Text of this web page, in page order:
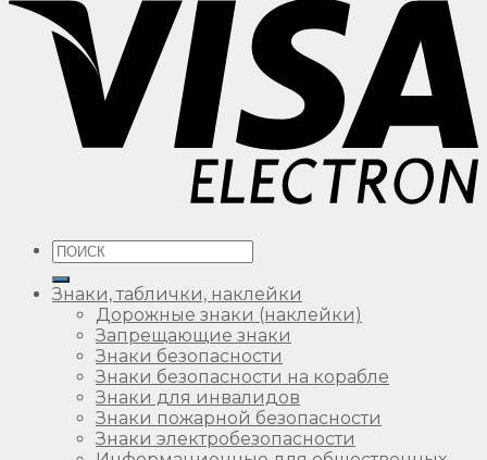
Искать:
Знаки, таблички, наклейки
Дорожные знаки (наклейки)
Запрещающие знаки
Знаки безопасности
Знаки безопасности на корабле
Знаки для инвалидов
Знаки пожарной безопасности
Знаки электробезопасности